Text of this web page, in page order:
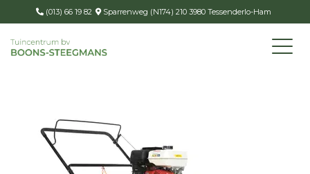
(013) 66 19 82 Sparrenweg (N174) 210 3980 Tessenderlo-Ham